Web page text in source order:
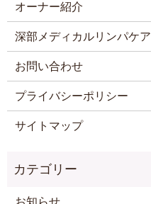
オーナー紹介
深部メディカルリンパケア
お問い合わせ
プライバシーポリシー
サイトマップ